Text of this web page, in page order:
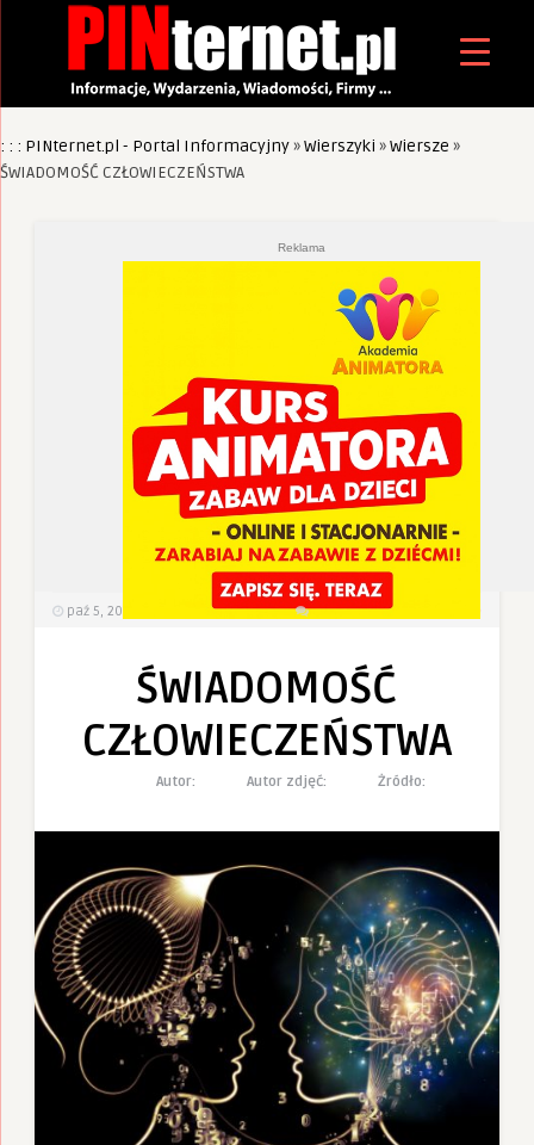
: : : PINternet.pl - Portal Informacyjny»Wierszyki »Wiersze »
ŚWIADOMOŚĆ CZŁOWIECZEŃSTWA
Reklama
paź 5, 2022 Wyświetlenia 0 Komentarzy
ŚWIADOMOŚĆ
CZŁOWIECZEŃSTWA
Autor: Autor zdjęć: Żródło: